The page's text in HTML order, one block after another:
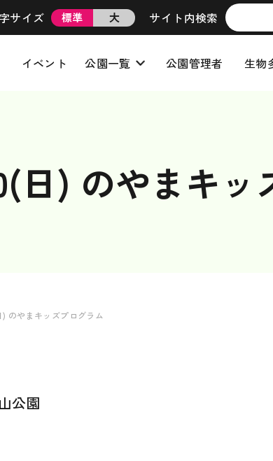
サイズ 標準 大 サイト内検索
イベント 公園一覧 公園管理者 生物
日) のやまキ
) のやまキッズプログラム
公園